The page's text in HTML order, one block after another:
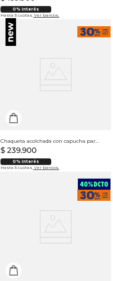
0% Interés
Hasta 3 cuotas. Ver bancos.
Chaqueta acolchada con capucha para mujer
$ 239.900
0% Interés
Hasta 3 cuotas. Ver bancos.